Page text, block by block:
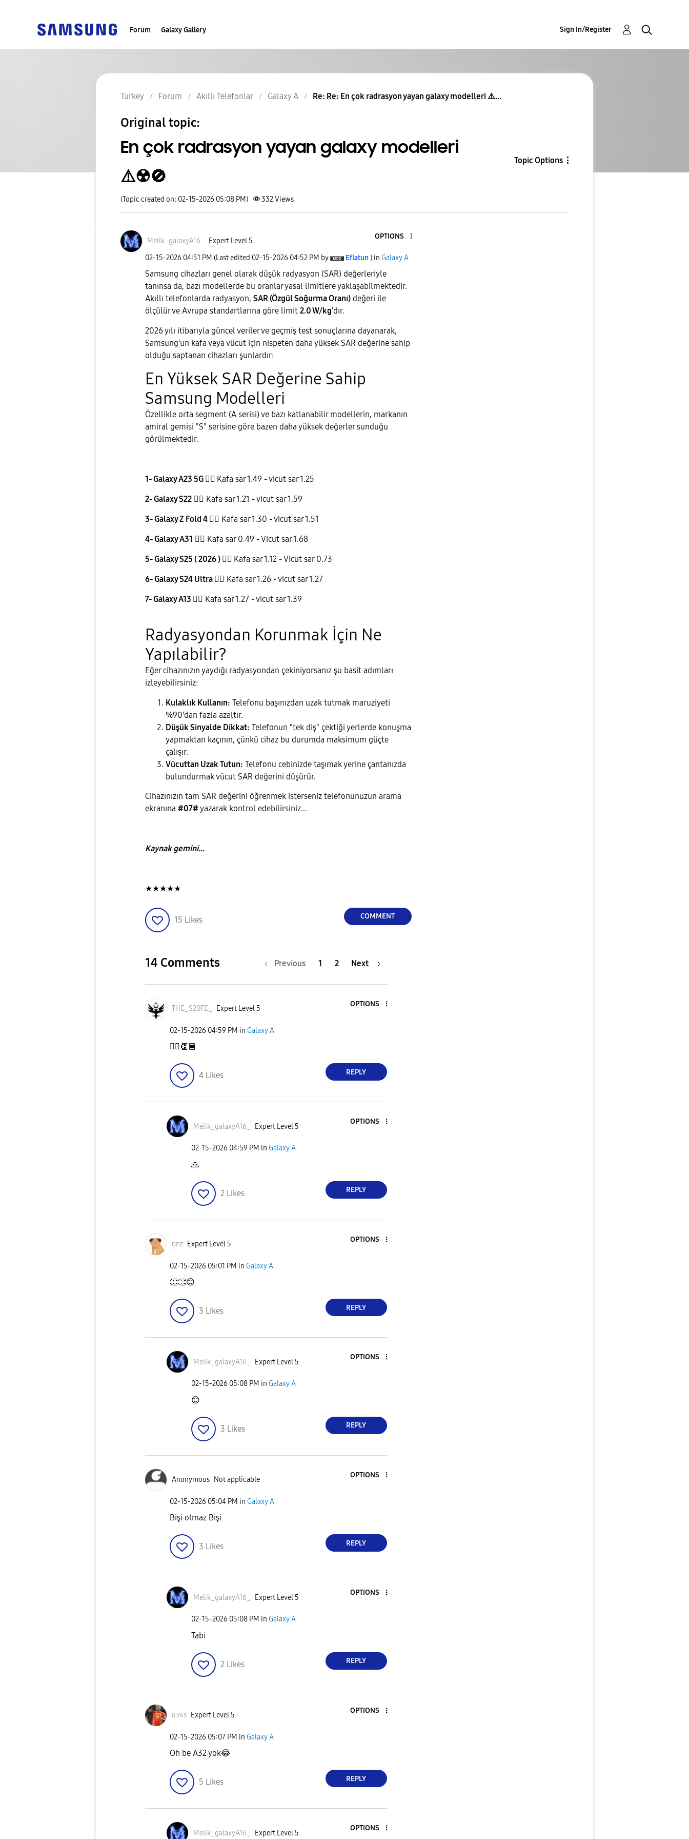
Forum Galaxy Gallery Sign In/Register
Turkey Forum Akıllı Telefonlar Galaxy A Re: Re: En çok radrasyon yayan galaxy modelleri ⚠️...
Original topic:
En çok radrasyon yayan galaxy modelleri
⚠️☢️🚫
Topic Options
(Topic created on: 02-15-2026 05:08 PM) 332Views
Melik_galaxyA16 Expert Level 5
OPTIONS
‎02-15-2026 04:51 PM (Last edited ‎02-15-2026 04:52 PM by Eflatun ) in Galaxy A
Samsung cihazları genel olarak düşük radyasyon (SAR) değerleriyle
tanınsa da, bazı modellerde bu oranlar yasal limitlere yaklaşabilmektedir.
Akıllı telefonlarda radyasyon, SAR (Özgül Soğurma Oranı) değeri ile
ölçülür ve Avrupa standartlarına göre limit 2.0 W/kg'dır.
​2026 yılı itibarıyla güncel veriler ve geçmiş test sonuçlarına dayanarak,
Samsung'un kafa veya vücut için nispeten daha yüksek SAR değerine sahip
olduğu saptanan cihazları şunlardır:
​En Yüksek SAR Değerine Sahip
Samsung Modelleri
​Özellikle orta segment (A serisi) ve bazı katlanabilir modellerin, markanın
amiral gemisi "S" serisine göre bazen daha yüksek değerler sunduğu
görülmektedir.
1- Galaxy A23 5G 👉🏻 Kafa sar 1.49 - vicut sar 1.25
2- Galaxy S22 👉🏻 Kafa sar 1.21 - vicut sar 1.59
3- Galaxy Z Fold 4 👉🏻 Kafa sar 1.30 - vicut sar 1.51
4- Galaxy A31 👉🏻 Kafa sar 0.49 - Vicut sar 1.68
5- Galaxy S25 ( 2026 ) 👉🏻 Kafa sar 1.12 - Vicut sar 0.73
6- Galaxy S24 Ultra 👉🏻 Kafa sar 1.26 - vicut sar 1.27
7- Galaxy A13 👉🏻 Kafa sar 1.27 - vicut sar 1.39
Radyasyondan Korunmak İçin Ne
Yapılabilir?
​Eğer cihazınızın yaydığı radyasyondan çekiniyorsanız şu basit adımları
izleyebilirsiniz:
Kulaklık Kullanın: Telefonu başınızdan uzak tutmak maruziyeti
%90'dan fazla azaltır.
Düşük Sinyalde Dikkat: Telefonun "tek diş" çektiği yerlerde konuşma
yapmaktan kaçının, çünkü cihaz bu durumda maksimum güçte
çalışır.
Vücuttan Uzak Tutun: Telefonu cebinizde taşımak yerine çantanızda
bulundurmak vücut SAR değerini düşürür.
​Cihazınızın tam SAR değerini öğrenmek isterseniz telefonunuzun arama
ekranına #07#yazarak kontrol edebilirsiniz...
Kaynak gemini...
★★★★★
15 Likes COMMENT
14 Comments Previous 1 2 Next
THE_S20FE_ Expert Level 5
OPTIONS
‎02-15-2026 04:59 PM in Galaxy A
👍🏿👏🏿
4 Likes REPLY
Melik_galaxyA16 Expert Level 5
OPTIONS
‎02-15-2026 04:59 PM in Galaxy A
🙏
2 Likes REPLY
ᴅnz Expert Level 5
OPTIONS
‎02-15-2026 05:01 PM in Galaxy A
👏👏😊
3 Likes REPLY
Melik_galaxyA16 Expert Level 5
OPTIONS
‎02-15-2026 05:08 PM in Galaxy A
😊
3 Likes REPLY
Anonymous Not applicable
OPTIONS
‎02-15-2026 05:04 PM in Galaxy A
Bişi olmaz Bişi
3 Likes REPLY
Melik_galaxyA16 Expert Level 5
OPTIONS
‎02-15-2026 05:08 PM in Galaxy A
Tabi
2 Likes REPLY
ɪʟʏᴀs Expert Level 5
OPTIONS
‎02-15-2026 05:07 PM in Galaxy A
Oh be A32 yok😂
5 Likes REPLY
Melik_galaxyA16 Expert Level 5
OPTIONS